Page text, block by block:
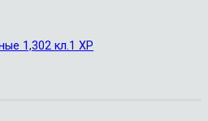
1,302 кл.1 ХР